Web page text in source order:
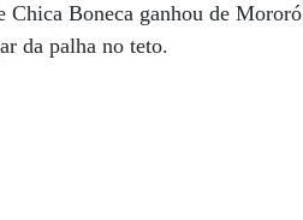
Chica Boneca ganhou de Mororó
da palha no teto.